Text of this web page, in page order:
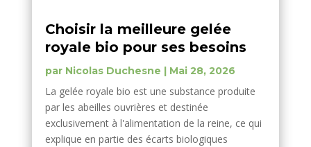
Choisir la meilleure gelée
royale bio pour ses besoins
par Nicolas Duchesne | Mai 28, 2026
La gelée royale bio est une substance produite
par les abeilles ouvrières et destinée
exclusivement à l'alimentation de la reine, ce qui
explique en partie des écarts biologiques